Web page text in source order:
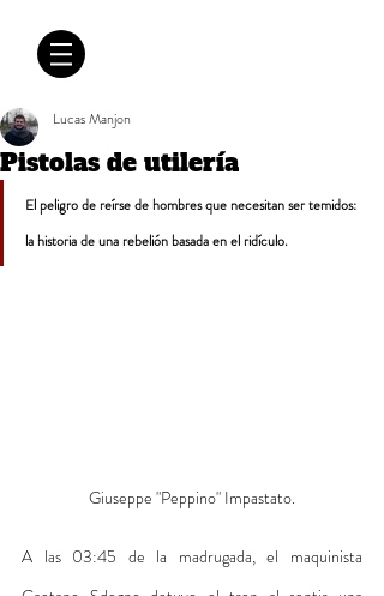
Pistolas de utilería
Lucas Manjon
El peligro de reírse de hombres que necesitan ser temidos:
la historia de una rebelión basada en el ridículo.
Giuseppe "Peppino" Impastato.
A las 03:45 de la madrugada, el maquinista